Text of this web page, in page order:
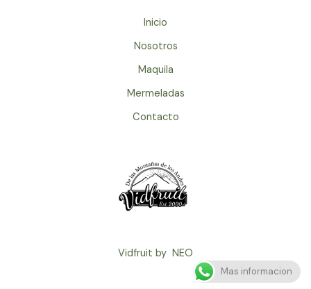
Inicio
Nosotros
Maquila
Mermeladas
Contacto
Vidfruit by NEO
Mas informacion